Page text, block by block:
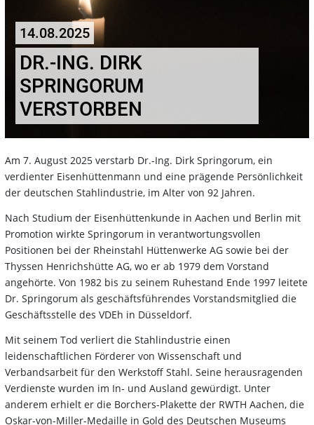
14.08.2025
DR.-ING. DIRK
SPRINGORUM
VERSTORBEN
Am 7. August 2025 verstarb Dr.-Ing. Dirk Springorum, ein
verdienter Eisenhüttenmann und eine prägende Persönlichkeit
der deutschen Stahlindustrie, im Alter von 92 Jahren.
Nach Studium der Eisenhüttenkunde in Aachen und Berlin mit
Promotion wirkte Springorum in verantwortungsvollen
Positionen bei der Rheinstahl Hüttenwerke AG sowie bei der
Thyssen Henrichshütte AG, wo er ab 1979 dem Vorstand
angehörte. Von 1982 bis zu seinem Ruhestand Ende 1997 leitete
Dr. Springorum als geschäftsführendes Vorstandsmitglied die
Geschäftsstelle des VDEh in Düsseldorf.
Mit seinem Tod verliert die Stahlindustrie einen
leidenschaftlichen Förderer von Wissenschaft und
Verbandsarbeit für den Werkstoff Stahl. Seine herausragenden
Verdienste wurden im In- und Ausland gewürdigt. Unter
anderem erhielt er die Borchers-Plakette der RWTH Aachen, die
Oskar-von-Miller-Medaille in Gold des Deutschen Museums